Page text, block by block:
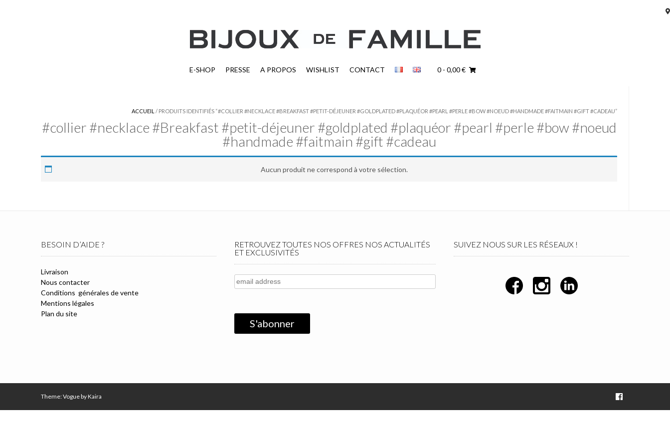
E-SHOP PRESSE A PROPOS WISHLIST CONTACT 0- 0,00 €
ACCUEIL / PRODUITS IDENTIFIÉS “#COLLIER #NECKLACE #BREAKFAST #PETIT-DÉJEUNER #GOLDPLATED #PLAQUÉOR #PEARL #PERLE #BOW #NOEUD #HANDMADE #FAITMAIN #GIFT #CADEAU”
#collier #necklace #Breakfast #petit-déjeuner #goldplated #plaquéor #pearl #perle #bow #noeud
#handmade #faitmain #gift #cadeau
Aucun produit ne correspond à votre sélection.
BESOIN D’AIDE ?
Livraison
Nous contacter
Conditions générales de vente
Mentions légales
Plan du site
RETROUVEZ TOUTES NOS OFFRES NOS ACTUALITÉS
ET EXCLUSIVITÉS
SUIVEZ NOUS SUR LES RÉSEAUX !
Theme: Vogue byKaira